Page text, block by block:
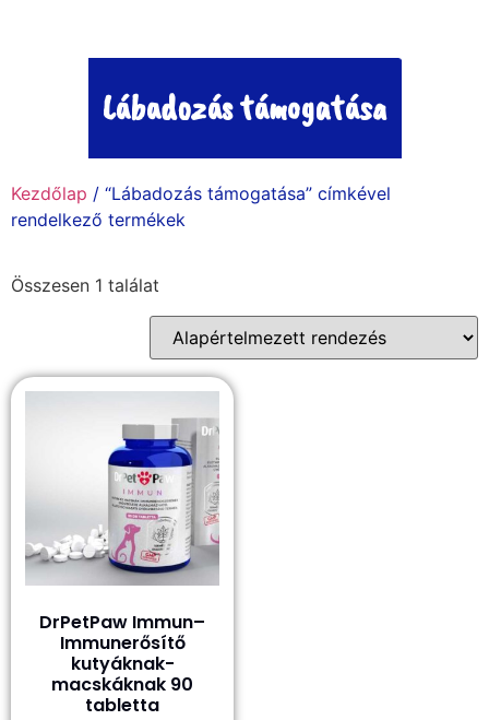
Lábadozás támogatása
Kezdőlap / “Lábadozás támogatása” címkével
rendelkező termékek
Összesen 1 találat
DrPetPaw Immun–
Immunerősítő
kutyáknak-
macskáknak 90
tabletta